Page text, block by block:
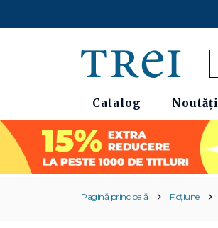
Catalog Noutăți
Pagină principală Ficțiune